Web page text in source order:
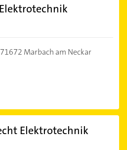
71672 Marbach am Neckar
Elektrotechnik